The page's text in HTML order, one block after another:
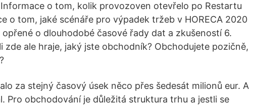
Informace o tom, kolik provozoven otevřelo po Restartu
o tom, jaké scénáře pro výpadek tržeb v HORECA 2020
o dlouhodobé časové řady dat a zkušeností 6.
zde ale hraje, jaký jste obchodník? Obchodujete pozičně,
za stejný časový úsek něco přes šedesát milionů eur. A
Pro obchodování je důležitá struktura trhu a jestli se